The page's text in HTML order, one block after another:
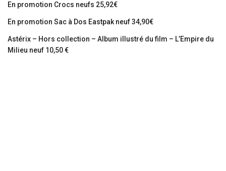
En promotion Crocs neufs 25,92€
En promotion Sac à Dos Eastpak neuf 34,90€
Astérix – Hors collection – Album illustré du film – L’Empire du
Milieu neuf 10,50 €